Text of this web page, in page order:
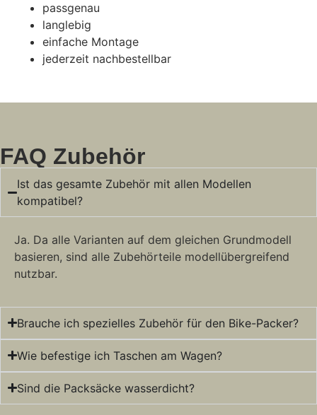
passgenau
langlebig
einfache Montage
jederzeit nachbestellbar
FAQ Zubehör
Ist das gesamte Zubehör mit allen Modellen
kompatibel?
Ja. Da alle Varianten auf dem gleichen Grundmodell
basieren, sind alle Zubehörteile modellübergreifend
nutzbar.
Brauche ich spezielles Zubehör für den Bike-Packer?
Wie befestige ich Taschen am Wagen?
Sind die Packsäcke wasserdicht?